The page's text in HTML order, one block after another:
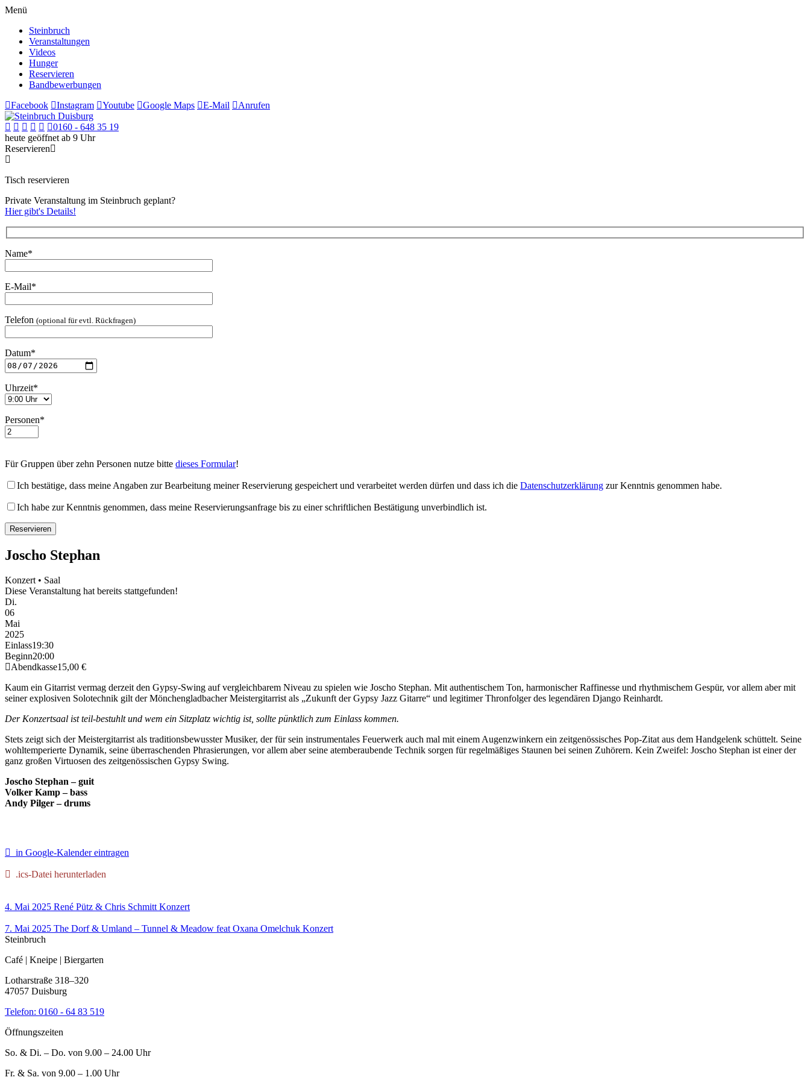
Menü
Steinbruch
Veranstaltungen
Videos
Hunger
Reservieren
Bandbewerbungen
Facebook
Instagram Youtube Google Maps E-Mail Anrufen
0160 - 648 35 19
heute geöffnet ab 9 Uhr
Reservieren
Tisch reservieren
Private Veranstaltung im Steinbruch geplant?
Hier gibt's Details!
Name*
E-Mail*
Telefon (optional für evtl. Rückfragen)
Datum*
Uhrzeit*
Personen*
Für Gruppen über zehn Personen nutze bitte dieses Formular!
Ich bestätige, dass meine Angaben zur Bearbeitung meiner Reservierung gespeichert und verarbeitet werden dürfen und dass ich die Datenschutzerklärung zur Kenntnis genommen habe.
Ich habe zur Kenntnis genommen, dass meine Reservierungsanfrage bis zu einer schriftlichen Bestätigung unverbindlich ist.
Joscho Stephan
Konzert • Saal
Diese Veranstaltung hat bereits stattgefunden!
Di.
06
Mai
2025
Einlass19:30
Beginn20:00
Abendkasse15,00 €
Kaum ein Gitarrist vermag derzeit den Gypsy-Swing auf vergleichbarem Niveau zu spielen wie Joscho Stephan. Mit authentischem Ton, harmonischer Raffinesse und rhythmischem Gespür, vor allem aber mit
seiner explosiven Solotechnik gilt der Mönchengladbacher Meistergitarrist als „Zukunft der Gypsy Jazz Gitarre“ und legitimer Thronfolger des legendären Django Reinhardt.
Der Konzertsaal ist teil-bestuhlt und wem ein Sitzplatz wichtig ist, sollte pünktlich zum Einlass kommen.
Stets zeigt sich der Meistergitarrist als traditionsbewusster Musiker, der für sein instrumentales Feuerwerk auch mal mit einem Augenzwinkern ein zeitgenössisches Pop-Zitat aus dem Handgelenk schüttelt. Seine
wohltemperierte Dynamik, seine überraschenden Phrasierungen, vor allem aber seine atemberaubende Technik sorgen für regelmäßiges Staunen bei seinen Zuhörern. Kein Zweifel: Joscho Stephan ist einer der
ganz großen Virtuosen des zeitgenössischen Gypsy Swing.
Joscho Stephan – guit
Volker Kamp – bass
Andy Pilger – drums
in Google-Kalender eintragen
.ics-Datei herunterladen
4. Mai 2025 René Pütz & Chris Schmitt Konzert
7. Mai 2025 The Dorf & Umland – Tunnel & Meadow feat Oxana Omelchuk Konzert
Steinbruch
Café | Kneipe | Biergarten
Lotharstraße 318–320
47057 Duisburg
Telefon: 0160 - 64 83 519
Öffnungszeiten
So. & Di. – Do. von 9.00 – 24.00 Uhr
Fr. & Sa. von 9.00 – 1.00 Uhr